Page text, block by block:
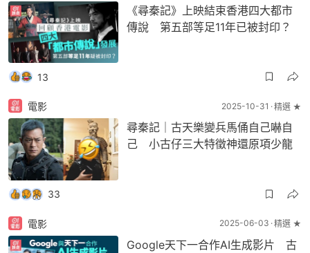
《尋秦記》上映結束香港四大都市
傳說 第五部等足11年已被封印？
13
電影 2025-10-31 精選 ★
尋秦記｜古天樂變兵馬俑自己嚇自
己 小古仔三大特徵神還原項少龍
33
電影 2025-06-03 精選 ★
Google天下一合作AI生成影片 古